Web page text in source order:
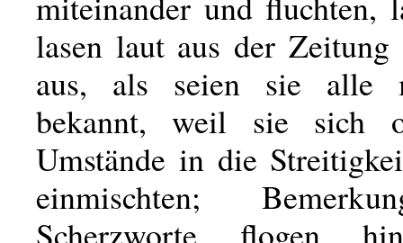
lasen laut aus der Zeitung
aus, als seien sie alle
bekannt, weil sie sich
Umstände in die
einmischten;